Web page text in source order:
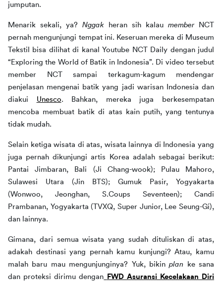
jumputan.
Menarik sekali, ya? Nggak heran sih kalau member NCT
pernah mengunjungi tempat ini. Keseruan mereka di Museum
Tekstil bisa dilihat di kanal Youtube NCT Daily dengan judul
“Exploring the World of Batik in Indonesia”. Di video tersebut
member NCT sampai terkagum-kagum mendengar
penjelasan mengenai batik yang jadi warisan Indonesia dan
diakui Unesco. Bahkan, mereka juga berkesempatan
mencoba membuat batik di atas kain putih, yang tentunya
tidak mudah.
Selain ketiga wisata di atas, wisata lainnya di Indonesia yang
juga pernah dikunjungi artis Korea adalah sebagai berikut:
Pantai Jimbaran, Bali (Ji Chang-wook); Pulau Mahoro,
Sulawesi Utara (Jin BTS); Gumuk Pasir, Yogyakarta
(Wonwoo, Jeonghan, S.Coups Seventeen); Candi
Prambanan, Yogyakarta (TVXQ, Super Junior, Lee Seung-Gi),
dan lainnya.
Gimana, dari semua wisata yang sudah dituliskan di atas,
adakah destinasi yang pernah kamu kunjungi? Atau, kamu
malah baru mau mengunjunginya? Yuk, bikin plan ke sana
dan proteksi dirimu dengan
FWD Asuransi Kecelakaan Diri